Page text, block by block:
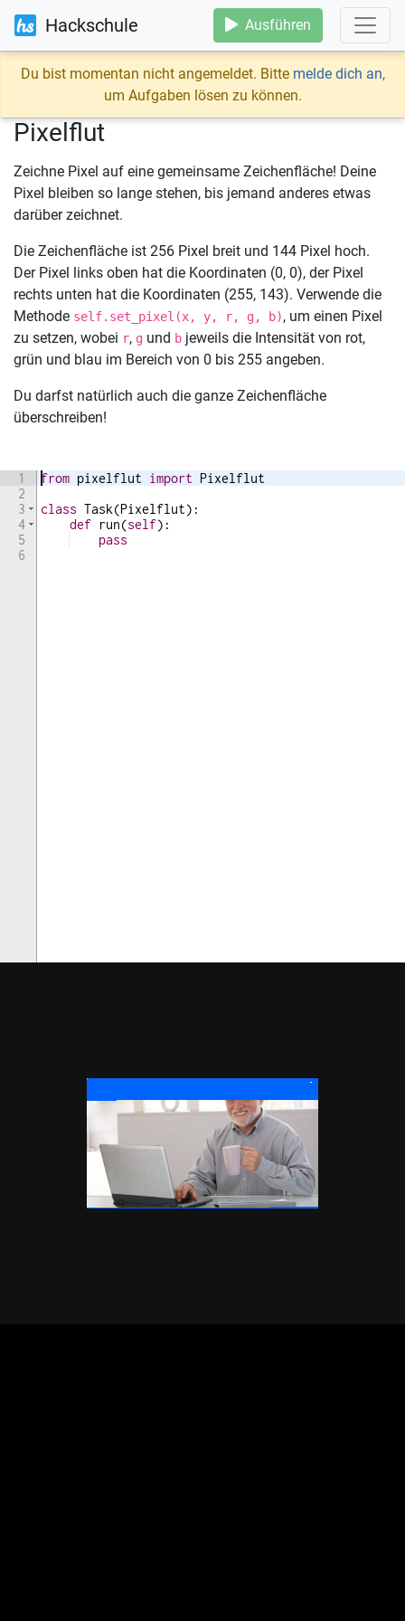
Hackschule Ausführen
Pixelflut
Zeichne Pixel auf eine gemeinsame Zeichenfläche! Deine
Pixel bleiben so lange stehen, bis jemand anderes etwas
darüber zeichnet.
Die Zeichenfläche ist 256 Pixel breit und 144 Pixel hoch.
Der Pixel links oben hat die Koordinaten (0, 0), der Pixel
rechts unten hat die Koordinaten (255, 143). Verwende die
Methode self.set_pixel(x, y, r, g, b), um einen Pixel
zu setzen, wobei r, g und b jeweils die Intensität von rot,
grün und blau im Bereich von 0 bis 255 angeben.
Du darfst natürlich auch die ganze Zeichenfläche
überschreiben!
1
2
3
4
5
6
from pixelflut import Pixelflut
class Task(Pixelflut) :
def run(self) :
pass
Du bist momentan nicht angemeldet. Bitte melde dich an,
um Aufgaben lösen zu können.